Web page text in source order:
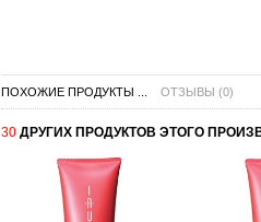
ПОХОЖИЕ ПРОДУКТЫ ... ОТЗЫВЫ (0)
30 ДРУГИХ ПРОДУКТОВ ЭТОГО